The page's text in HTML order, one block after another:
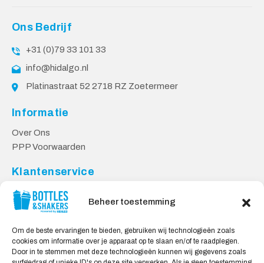
Beheer toestemming
Om de beste ervaringen te bieden, gebruiken wij technologieën zoals
cookies om informatie over je apparaat op te slaan en/of te raadplegen.
Door in te stemmen met deze technologieën kunnen wij gegevens zoals
Ons Bedrijf
+31 (0)79 33 101 33
info@hidalgo.nl
Platinastraat 52 2718 RZ Zoetermeer
Informatie
Over Ons
PPP Voorwaarden
Klantenservice
Contact
Levering & Retourneren
Veilig Shoppen